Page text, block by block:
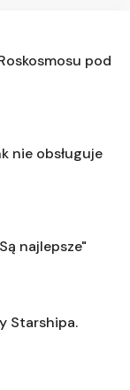
pod
nie obsługuje
najlepsze"
Starshipa.